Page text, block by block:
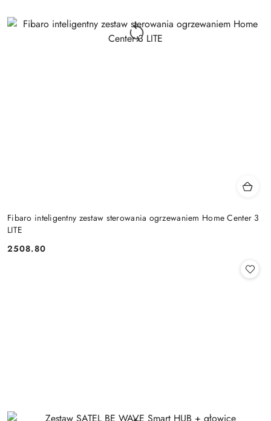
Fibaro inteligentny zestaw sterowania ogrzewaniem Home Center 3
LITE
Cena:
2508.80